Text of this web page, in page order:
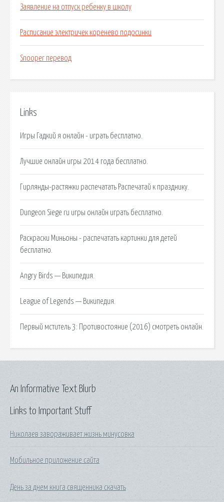
Заявление на отпуск ребенку в школу
Расписание электричек коренево подосинки
Snooper перевод
Links
Игры Гадкий я онлайн - играть бесплатно.
Лучшие онлайн игры 2014 года бесплатно.
Гирлянды-растяжки распечатать Распечатай к празднику.
Dungeon Siege ru игры онлайн играть бесплатно.
Раскраски Миньоны - распечатать картинки для детей
бесплатно.
Angry Birds — Википедия.
League of Legends — Википедия.
Первый мститель 3: Противостояние (2016) смотреть онлайн.
Links to Important Stuff
Николаев завораживает жизнь минусовка
Мобильное приложение сайта
День за днем книга священника скачать
An Informative Text Blurb